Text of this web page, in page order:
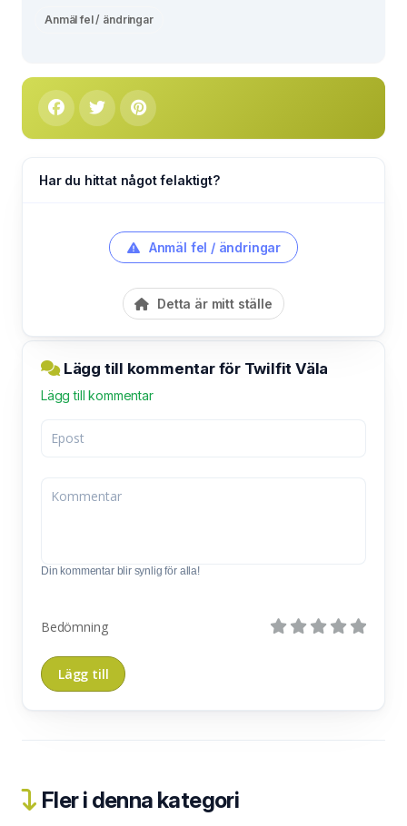
Anmäl fel / ändringar
Har du hittat något felaktigt?
Anmäl fel / ändringar
Detta är mitt ställe
Lägg till kommentar för Twilfit Väla
Lägg till kommentar
Din kommentar blir synlig för alla!
Bedömning
Fler i denna kategori